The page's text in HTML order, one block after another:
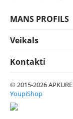
MANS PROFILS
Veikals
Kontakti
© 2015-2026
YoupiShop